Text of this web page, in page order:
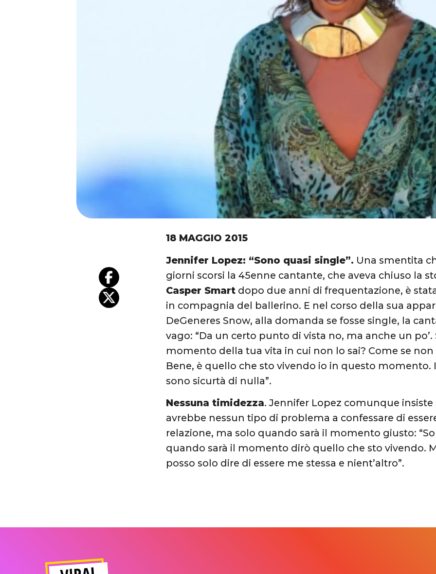
18 MAGGIO 2015
Jennifer Lopez: “Sono quasi single”. Una smentita
giorni scorsi la 45enne cantante, che aveva chiuso la
Casper Smart dopo due anni di frequentazione, è
in compagnia del ballerino. E nel corso della sua
DeGeneres Snow, alla domanda se fosse single, la
vago: “Da un certo punto di vista no, ma anche un
momento della tua vita in cui non lo sai? Come se non
Bene, è quello che sto vivendo io in questo
sono sicurtà di nulla”.
Nessuna timidezza. Jennifer Lopez comunque
avrebbe nessun tipo di problema a confessare di
relazione, ma solo quando sarà il momento giusto:
quando sarà il momento dirò quello che sto vivendo.
posso solo dire di essere me stessa e nient’altro”.